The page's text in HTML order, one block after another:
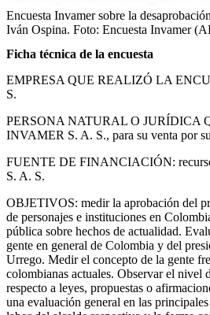
Encuesta Invamer sobre la
Iván Ospina. Foto: Encuesta Invamer
Ficha técnica de la encuesta
EMPRESA QUE REALIZÓ LA
S.
PERSONA NATURAL O JURÍDICA
INVAMER S. A. S., para su venta por
FUENTE DE FINANCIACIÓN:
S. A. S.
OBJETIVOS: medir la aprobación del
de personajes e instituciones en
pública sobre hechos de actualidad.
gente en general de Colombia y del
Urrego. Medir el concepto de la gente
colombianas actuales. Observar el nivel
respecto a leyes, propuestas o
una evaluación general en las